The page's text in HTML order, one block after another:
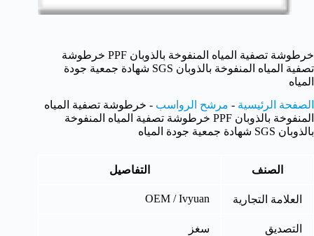
خرطوشة تصفية المياه المنفوخة بالذوبان PPF خرطوشة
تصفية المياه المنفوخة بالذوبان SGS شهادة جمعية جودة
المياه
الصفحة الرئيسية - مرشح الرواسب - خرطوشة تصفية المياه
المنفوخة بالذوبان PPF خرطوشة تصفية المياه المنفوخة
بالذوبان SGS شهادة جمعية جودة المياه
الصنف التفاصيل
العلامة التجارية OEM / Ivyuan
التصديق سغز